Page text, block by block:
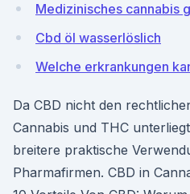
Medizinisches cannabis
Cbd öl wasserlöslich
Welche erkrankungen
Da CBD nicht den
Cannabis und THC
breitere praktische
Pharmafirmen. CBD in